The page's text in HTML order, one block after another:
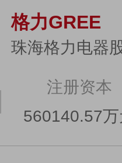
格力GREE
珠海格力电器
注册资本
560140.57